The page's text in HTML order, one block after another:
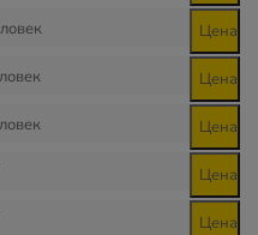
Цена
Цена
Цена
Цена
Цена